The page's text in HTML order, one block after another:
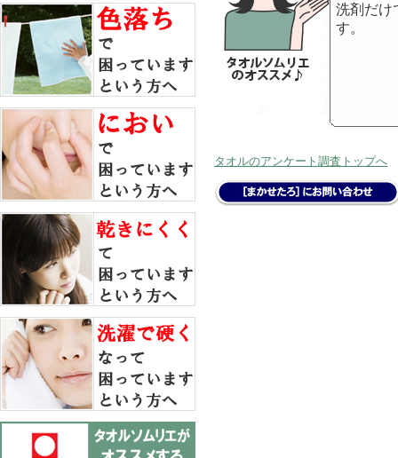
洗剤だけ
す。
タオルのアンケート調査トップへ